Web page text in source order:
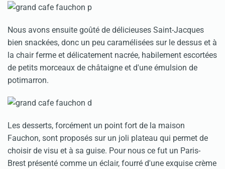
Nous avons ensuite goûté de délicieuses Saint-Jacques
bien snackées, donc un peu caramélisées sur le dessus et à
la chair ferme et délicatement nacrée, habilement escortées
de petits morceaux de châtaigne et d'une émulsion de
potimarron.
Les desserts, forcément un point fort de la maison
Fauchon, sont proposés sur un joli plateau qui permet de
choisir de visu et à sa guise. Pour nous ce fut un Paris-
Brest présenté comme un éclair, fourré d'une exquise crème